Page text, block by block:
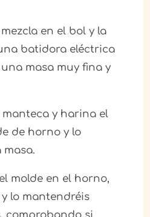
en el bol y la
batidora eléctrica
masa muy fina y
y harina el
de horno y lo
masa.
molde en el horno,
y lo mantendréis